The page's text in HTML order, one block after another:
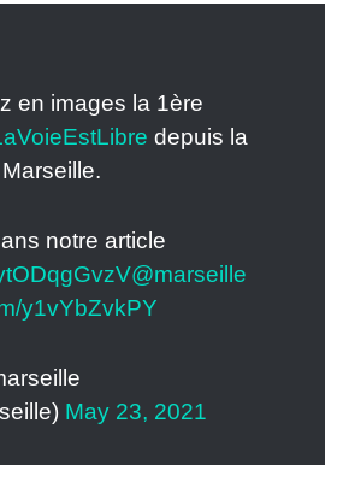
en images la 1ère
depuis la
notre article
@marseille
y1vYbZvkPY
May 23, 2021